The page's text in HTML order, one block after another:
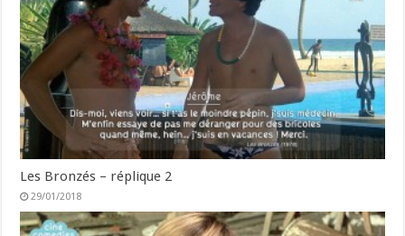
Les Bronzés – réplique 2
29/01/2018